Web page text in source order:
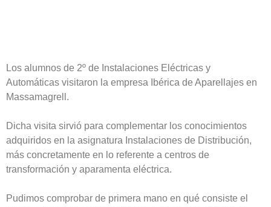
Los alumnos de 2º de Instalaciones Eléctricas y
Automáticas visitaron la empresa Ibérica de Aparellajes en
Massamagrell.
Dicha visita sirvió para complementar los conocimientos
adquiridos en la asignatura Instalaciones de Distribución,
más concretamente en lo referente a centros de
transformación y aparamenta eléctrica.
Pudimos comprobar de primera mano en qué consiste el